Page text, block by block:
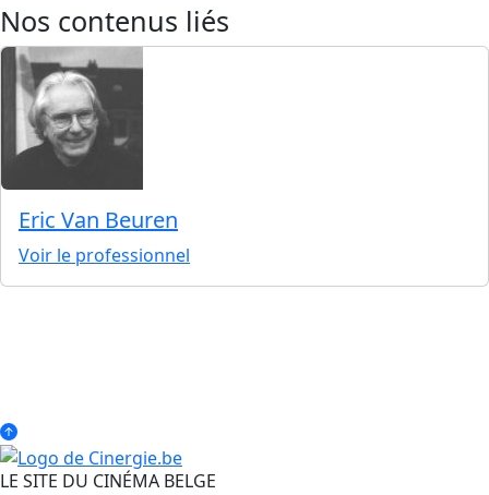
Nos contenus liés
Eric Van Beuren
Voir le professionnel
LE SITE DU CINÉMA BELGE